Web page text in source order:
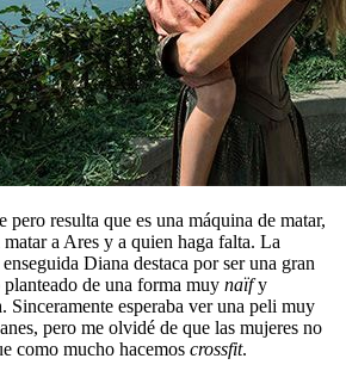
pero resulta que es una máquina de matar,
a Ares y a quien haga falta. La
Diana destaca por ser una gran
de una forma muy naïfy
Sinceramente esperaba ver una peli muy
pero me olvidé de que las mujeres no
como mucho hacemos crossfit.